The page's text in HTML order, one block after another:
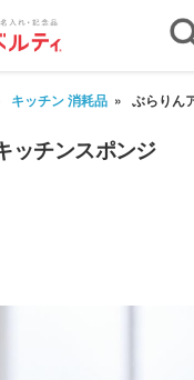
キッチン 消耗品 ぶらりんアニ
ッチンスポンジ